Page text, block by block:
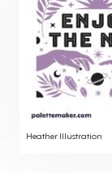
Heather Illustration